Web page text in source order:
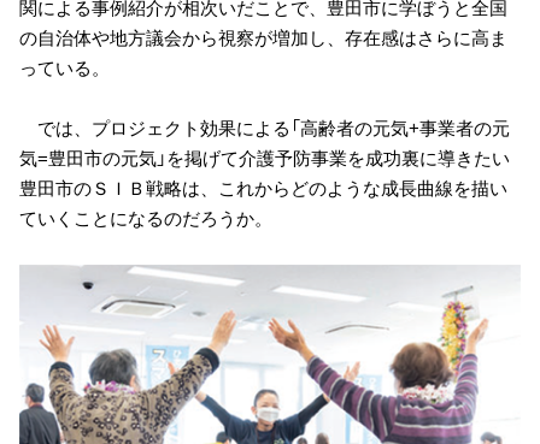
関による事例紹介が相次いだことで、豊田市に学ぼうと全国
の自治体や地方議会から視察が増加し、存在感はさらに高ま
っている。
では、プロジェクト効果による「高齢者の元気+事業者の元
気=豊田市の元気」を掲げて介護予防事業を成功裏に導きたい
豊田市のＳＩＢ戦略は、これからどのような成長曲線を描い
ていくことになるのだろうか。